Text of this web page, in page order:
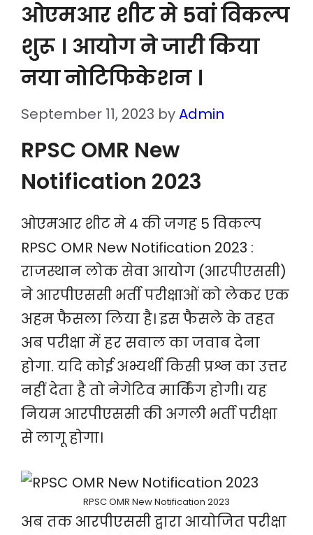
ओएमआर शीट मे 5वां विकल्प
शुरू । आयोग ने जारी किया
नया नोटिफिकेशन ।
September 11, 2023 byAdmin
RPSC OMR New
Notification 2023
ओएमआर शीट मे 4 की जगह 5 विकल्प
RPSC OMR New Notification 2023 :
राजस्थान लोक सेवा आयोग (आरपीएससी)
ने आरपीएससी भर्ती परीक्षाओं को लेकर एक
अहम फैसला लिया है। इस फैसले के तहत
अब परीक्षा में हर सवाल का जवाब देना
होगा. यदि कोई अभ्यर्थी किसी प्रश्न का उत्तर
नहीं देता है तो नेगेटिव मार्किंग होगी। यह
नियम आरपीएससी की अगली भर्ती परीक्षा
से लागू होगा।
RPSC OMR New Notification 2023
अब तक आरपीएससी द्वारा आयोजित परीक्षा